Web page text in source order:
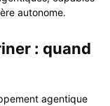
autonome.
: quand
agentique